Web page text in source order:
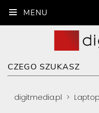
digitmedia.pl >